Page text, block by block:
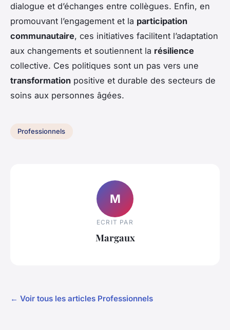
dialogue et d’échanges entre collègues. Enfin, en
promouvant l’engagement et la participation
communautaire, ces initiatives facilitent l’adaptation
aux changements et soutiennent la résilience
collective. Ces politiques sont un pas vers une
transformation positive et durable des secteurs de
soins aux personnes âgées.
Professionnels
M
ECRIT PAR
Margaux
← Voir tous les articles Professionnels